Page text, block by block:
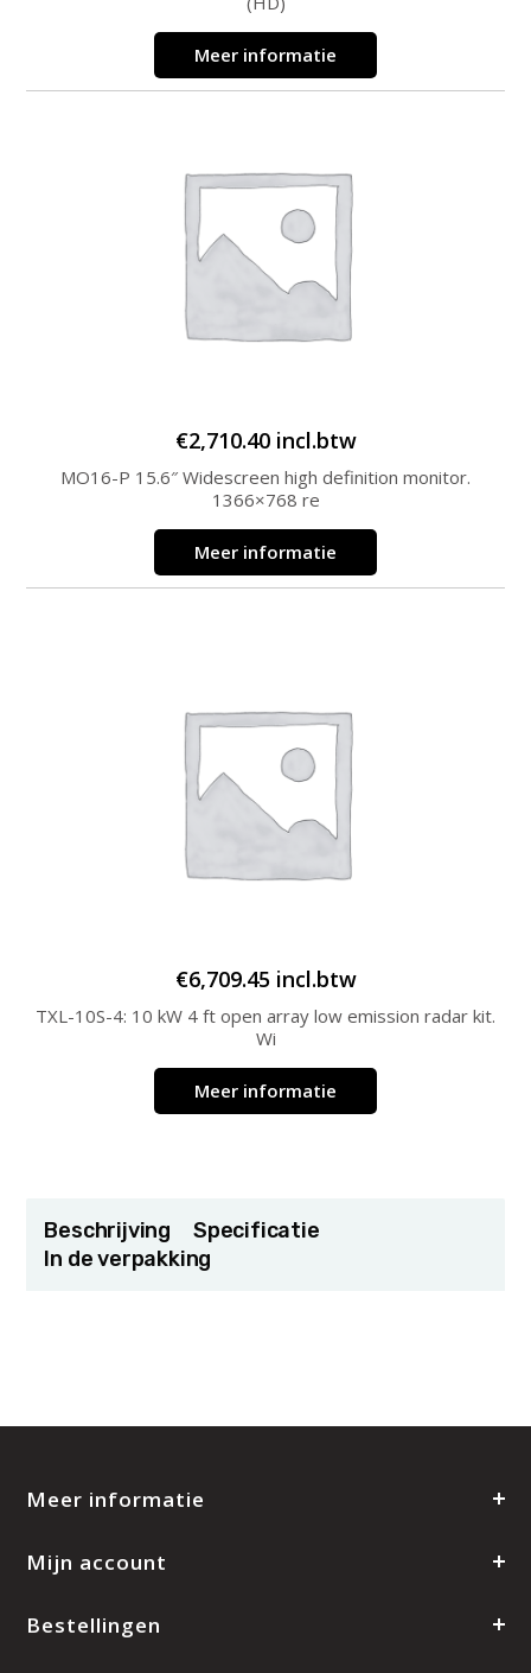
Meer informatie
€2,710.40 incl.btw
MO16-P 15.6″ Widescreen high definition monitor.
1366×768 re
Meer informatie
€6,709.45 incl.btw
TXL-10S-4: 10 kW 4 ft open array low emission radar kit.
Wi
Meer informatie
Beschrijving
Specificatie
In de verpakking
Meer informatie
Mijn account
Bestellingen